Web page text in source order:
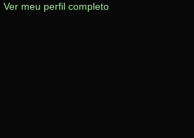
Ver meu perfil completo